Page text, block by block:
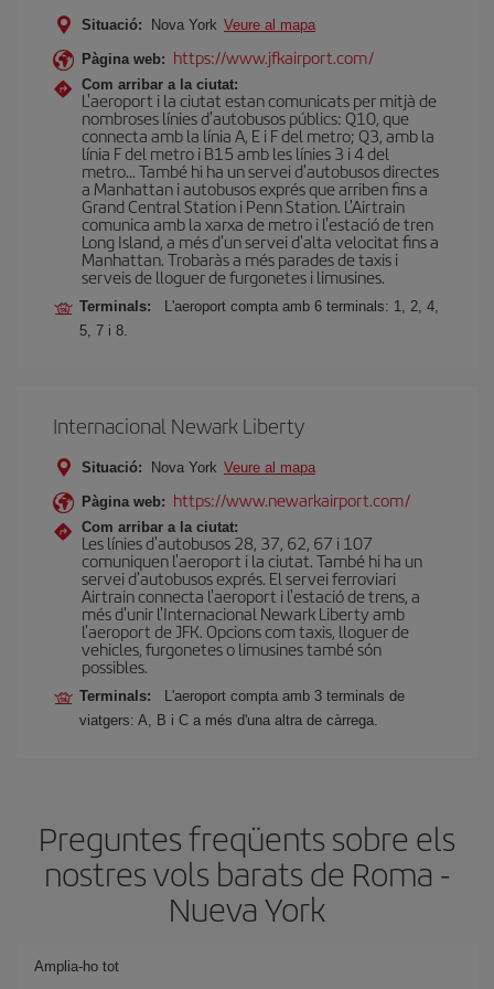
Situació: Nova York Veure al mapa
Pàgina web: https://www.jfkairport.com/
Com arribar a la ciutat:
L'aeroport i la ciutat estan comunicats per mitjà de
nombroses línies d'autobusos públics: Q10, que
connecta amb la línia A, E i F del metro; Q3, amb la
línia F del metro i B15 amb les línies 3 i 4 del
metro... També hi ha un servei d'autobusos directes
a Manhattan i autobusos exprés que arriben fins a
Grand Central Station i Penn Station. L'Airtrain
comunica amb la xarxa de metro i l'estació de tren
Long Island, a més d'un servei d'alta velocitat fins a
Manhattan. Trobaràs a més parades de taxis i
serveis de lloguer de furgonetes i limusines.
Terminals:
L'aeroport compta amb 6 terminals: 1, 2, 4,
5, 7 i 8.
Internacional Newark Liberty
Situació: Nova York Veure al mapa
Pàgina web: https://www.newarkairport.com/
Com arribar a la ciutat:
Les línies d'autobusos 28, 37, 62, 67 i 107
comuniquen l'aeroport i la ciutat. També hi ha un
servei d'autobusos exprés. El servei ferroviari
Airtrain connecta l'aeroport i l'estació de trens, a
més d'unir l'Internacional Newark Liberty amb
l'aeroport de JFK. Opcions com taxis, lloguer de
vehicles, furgonetes o limusines també són
possibles.
Terminals:
L'aeroport compta amb 3 terminals de
viatgers: A, B i C a més d'una altra de càrrega.
Preguntes freqüents sobre els
nostres vols barats de Roma -
Nueva York
Amplia-ho tot